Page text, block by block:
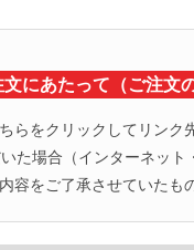
にあたって（ご注文
らをクリックしてリンク
た場合（インターネット
容をご了承させていたも